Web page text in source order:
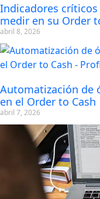
Indicadores
medir en su Order
abril 8, 2026
Automatización de
en el Order to Cash
abril 7, 2026